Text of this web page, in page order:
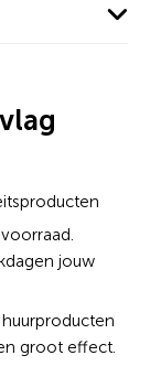
jouw
groot effect.